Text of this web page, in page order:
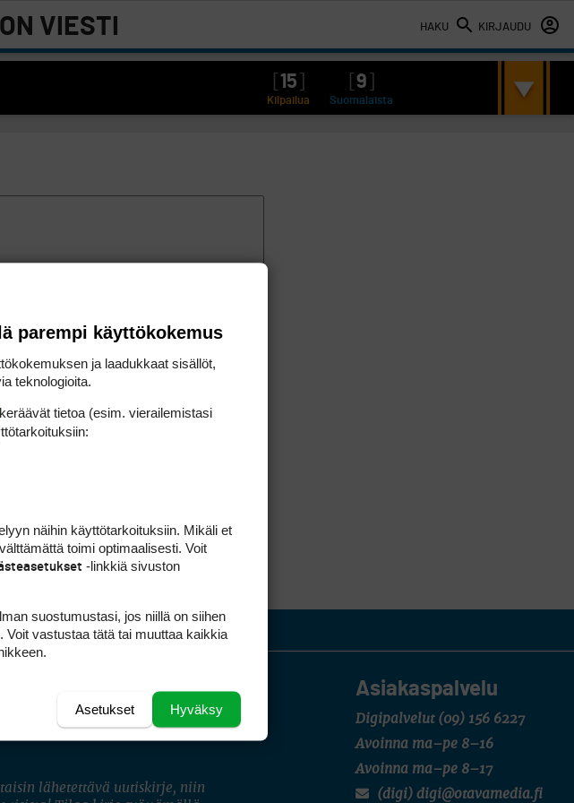
HAKU KIRJAUDU
VIESTI
15 9
Kilpailua Suomalaista
Asiakaspalvelu
Digipalvelut (09) 156 6227
Avoinna ma–pe 8–16
Avoinna ma–pe 8–17
(digi) digi@otavamedia.fi
INSTAGRAM
lähetettävä uutiskirje, niin
parempi käyttökokemus
ja laadukkaat sisällöt,
teknologioita.
keräävät tietoa (esim. vierailemis­tasi
näihin käyttötarkoituksiin. Mikäli et
toimi optimaalisesti. Voit
-linkkiä sivuston
suostumustasi, jos niillä on siihen
vastustaa tätä tai muuttaa kaikkia
Hyväksy
Asetukset